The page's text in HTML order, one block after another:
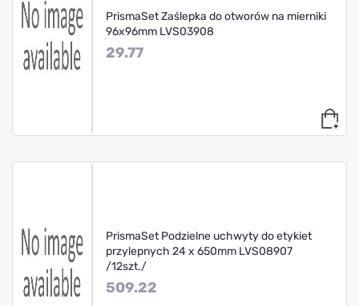
PrismaSet Zaślepka do otworów na mierniki
96x96mm LVS03908
29.77
PrismaSet Podzielne uchwyty do etykiet
przylepnych 24 x 650mm LVS08907
/12szt./
509.22